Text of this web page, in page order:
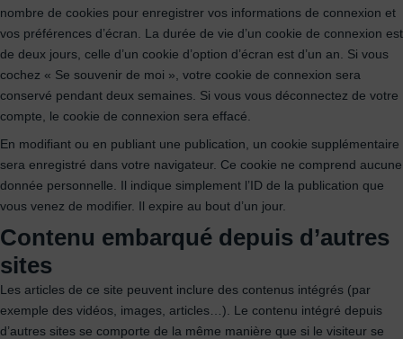
nombre de cookies pour enregistrer vos informations de connexion et
vos préférences d’écran. La durée de vie d’un cookie de connexion est
de deux jours, celle d’un cookie d’option d’écran est d’un an. Si vous
cochez « Se souvenir de moi », votre cookie de connexion sera
conservé pendant deux semaines. Si vous vous déconnectez de votre
compte, le cookie de connexion sera effacé.
En modifiant ou en publiant une publication, un cookie supplémentaire
sera enregistré dans votre navigateur. Ce cookie ne comprend aucune
donnée personnelle. Il indique simplement l’ID de la publication que
vous venez de modifier. Il expire au bout d’un jour.
Contenu embarqué depuis d’autres
sites
Les articles de ce site peuvent inclure des contenus intégrés (par
exemple des vidéos, images, articles…). Le contenu intégré depuis
d’autres sites se comporte de la même manière que si le visiteur se